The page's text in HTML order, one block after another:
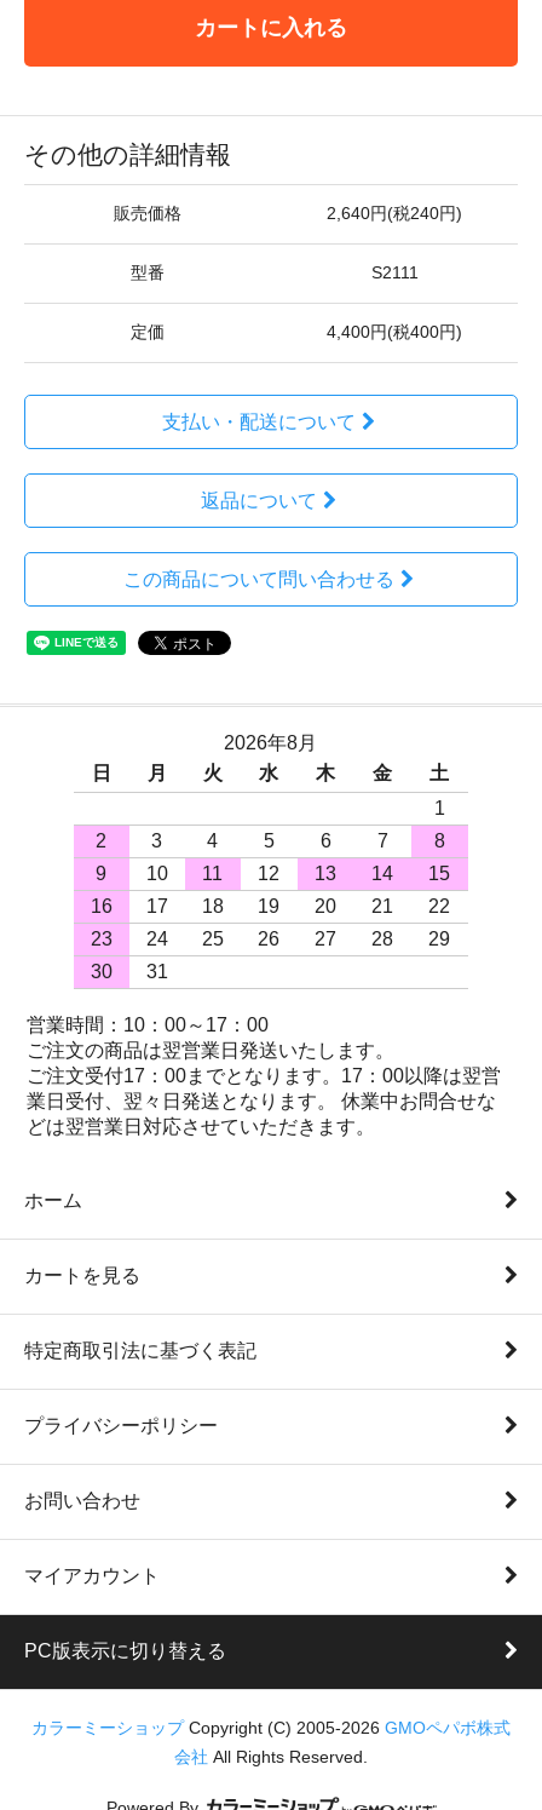
カートに入れる
その他の詳細情報
販売価格 2,640円(税240円)
型番 S2111
定価 4,400円(税400円)
支払い・配送について
返品について
この商品について問い合わせる
2026年8月
日
月 火 水 木 金
土
1
2
3 4 5 6 7
8
9
10 11 12 13 14
15
16
17 18 19 20 21
22
23
24 25 26 27 28
29
30
31
営業時間：10：00～17：00
ご注文の商品は翌営業日発送いたします。
ご注文受付17：00までとなります。17：00以降は翌営
業日受付、翌々日発送となります。 休業中お問合せな
どは翌営業日対応させていただきます。
ホーム
カートを見る
特定商取引法に基づく表記
プライバシーポリシー
お問い合わせ
マイアカウント
PC版表示に切り替える
カラーミーショップ Copyright (C) 2005-2026 GMOペパボ株式
会社 All Rights Reserved.